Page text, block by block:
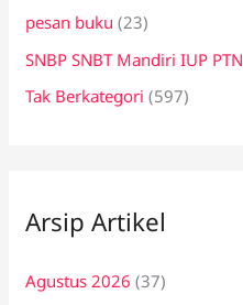
pesan buku (23)
SNBP SNBT Mandiri IUP PTN
Tak Berkategori (597)
Arsip Artikel
Agustus 2026 (37)